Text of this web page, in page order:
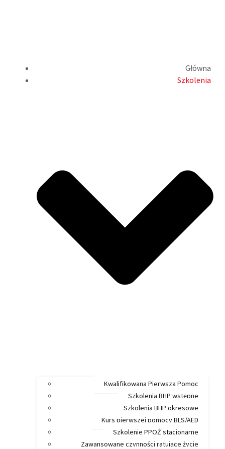
Główna
Szkolenia
Kwalifikowana Pierwsza Pomoc
Szkolenia BHP wstępne
Szkolenia BHP okresowe
Kurs pierwszej pomocy BLS/AED
Szkolenie PPOŻ stacjonarne
Zawansowane czynności ratujące życie